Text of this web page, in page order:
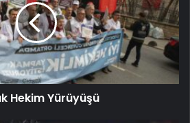
Hekim Yürüyüşü